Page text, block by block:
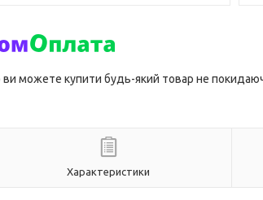
ви можете купити будь-який товар не
Характеристики